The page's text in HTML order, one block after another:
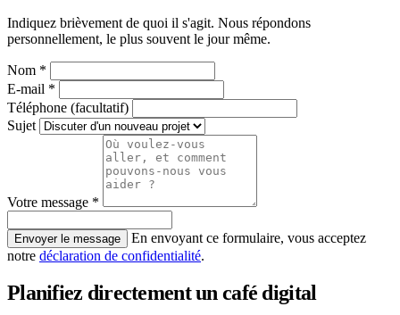
Indiquez brièvement de quoi il s'agit. Nous répondons
personnellement, le plus souvent le jour même.
Nom *
E-mail *
Téléphone (facultatif)
Sujet
Votre message *
Envoyer le message
En envoyant ce formulaire, vous acceptez
notre déclaration de confidentialité.
Planifiez directement un café digital